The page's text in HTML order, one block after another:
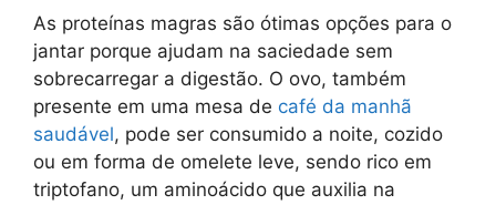
As proteínas magras são ótimas opções para o
jantar porque ajudam na saciedade sem
sobrecarregar a digestão. O ovo, também
presente em uma mesa de café da manhã
saudável, pode ser consumido a noite, cozido
ou em forma de omelete leve, sendo rico em
triptofano, um aminoácido que auxilia na